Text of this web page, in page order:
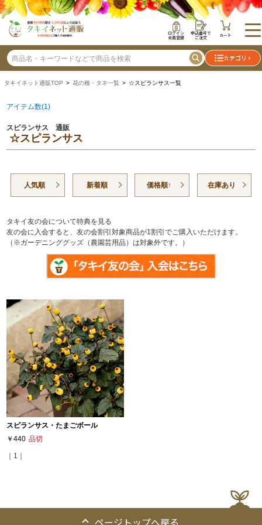
ログイン
会員登録
申込番号で
ご注文 カート
カテゴリ
タキイネット通販TOP > 花の種・タネ一覧 > ☆スピランサス一覧
アイテム数(1)
スピランサス 通販
☆スピランサス
人気順 新着順 価格順↑ 在庫あり
タキイ友の会について特典を見る
友の会に入会すると、友の会割引対象商品が1割引でご購入いただけます。
（※ガーデニンググッズ（農園芸用品）は対象外です。）
スピランサス・たまごボール
￥440 品切
｜1｜
ページトップへ戻る